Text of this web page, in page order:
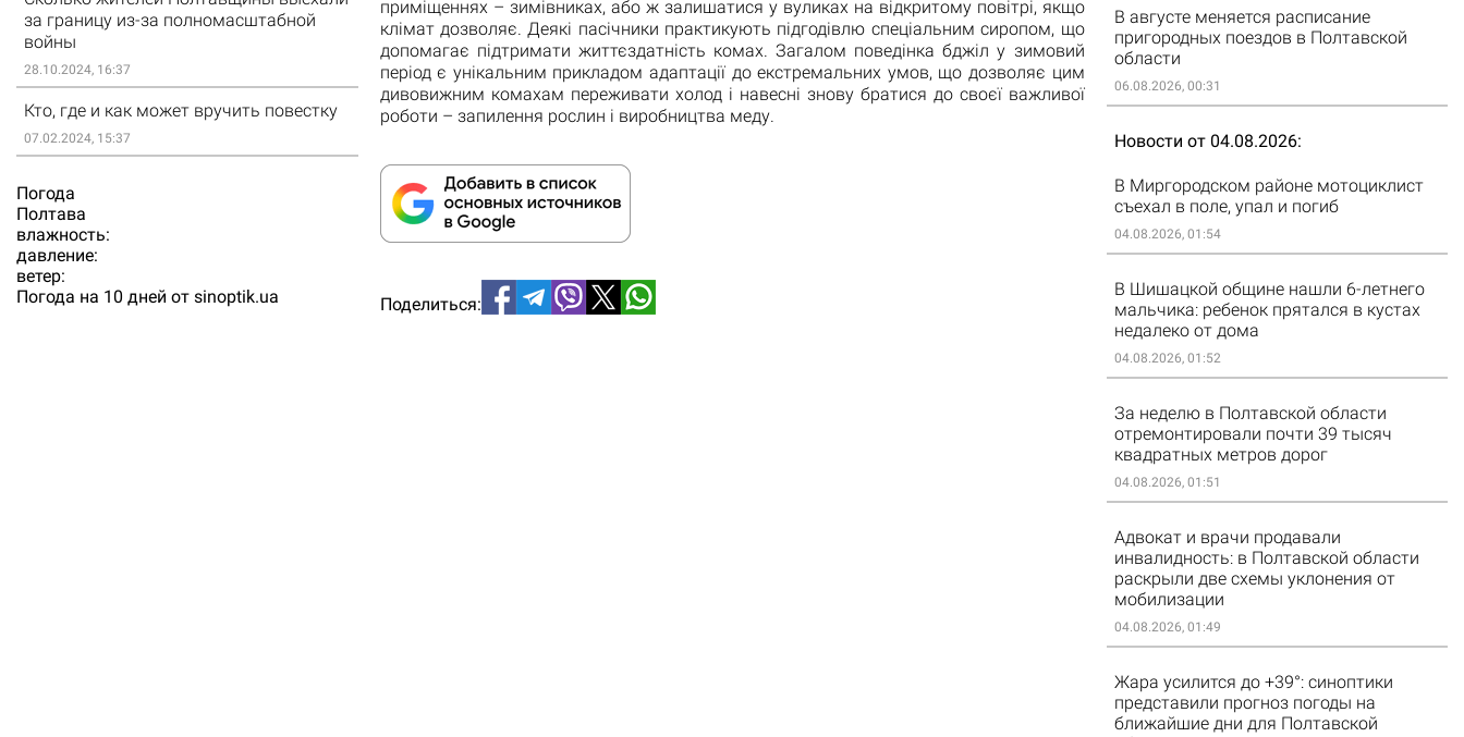
за границу из-за полномасштабной
войны
28.10.2024, 16:37
Кто, где и как может вручить повестку
07.02.2024, 15:37
Погода
Полтава
влажность:
давление:
ветер:
Погода на 10 дней от sinoptik.ua
приміщеннях – зимівниках, або ж залишатися у вуликах на відкритому повітрі, якщо
клімат дозволяє. Деякі пасічники практикують підгодівлю спеціальним сиропом, що
допомагає підтримати життєздатність комах. Загалом поведінка бджіл у зимовий
період є унікальним прикладом адаптації до екстремальних умов, що дозволяє цим
дивовижним комахам переживати холод і навесні знову братися до своєї важливої
роботи – запилення рослин і виробництва меду.
Поделиться:
В августе меняется расписание
пригородных поездов в Полтавской
области
06.08.2026, 00:31
Новости от 04.08.2026
В Миргородском районе мотоциклист
съехал в поле, упал и погиб
04.08.2026, 01:54
В Шишацкой общине нашли 6-летнего
мальчика: ребенок прятался в кустах
недалеко от дома
04.08.2026, 01:52
За неделю в Полтавской области
отремонтировали почти 39 тысяч
квадратных метров дорог
04.08.2026, 01:51
Адвокат и врачи продавали
инвалидность: в Полтавской области
раскрыли две схемы уклонения от
мобилизации
04.08.2026, 01:49
Жара усилится до +39°: синоптики
представили прогноз погоды на
ближайшие дни для Полтавской